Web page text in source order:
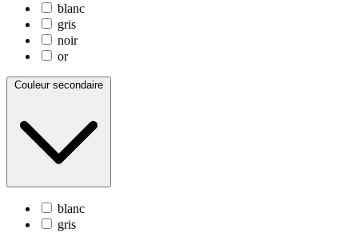
blanc
gris
noir
or
Couleur secondaire
blanc
gris